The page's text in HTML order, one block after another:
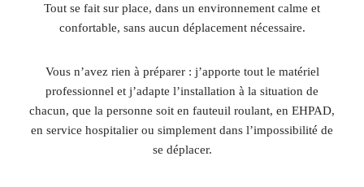
Tout se fait sur place, dans un environnement calme et
confortable, sans aucun déplacement nécessaire.
Vous n’avez rien à préparer : j’apporte tout le matériel
professionnel et j’adapte l’installation à la situation de
chacun, que la personne soit en fauteuil roulant, en EHPAD,
en service hospitalier ou simplement dans l’impossibilité de
se déplacer.